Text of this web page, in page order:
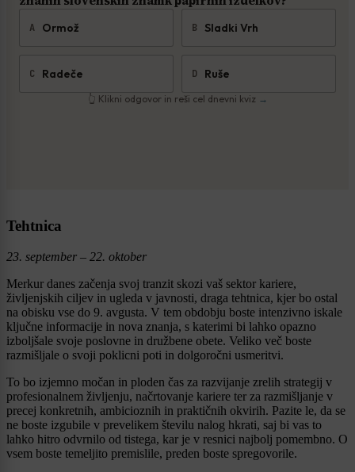
Tehtnica
23. september – 22. oktober
Merkur danes začenja svoj tranzit skozi vaš sektor kariere,
življenjskih ciljev in ugleda v javnosti, draga tehtnica, kjer bo ostal
na obisku vse do 9. avgusta. V tem obdobju boste intenzivno iskale
ključne informacije in nova znanja, s katerimi bi lahko opazno
izboljšale svoje poslovne in družbene obete. Veliko več boste
razmišljale o svoji poklicni poti in dolgoročni usmeritvi.
To bo izjemno močan in ploden čas za razvijanje zrelih strategij v
profesionalnem življenju, načrtovanje kariere ter za razmišljanje v
precej konkretnih, ambicioznih in praktičnih okvirih. Pazite le, da se
ne boste izgubile v prevelikem številu nalog hkrati, saj bi vas to
lahko hitro odvrnilo od tistega, kar je v resnici najbolj pomembno. O
vsem boste temeljito premislile, preden boste spregovorile.